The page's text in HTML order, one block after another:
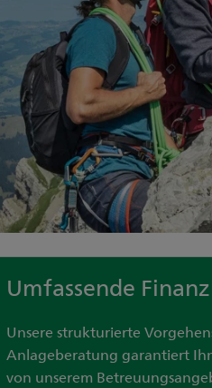
Umfassende
Unsere strukturierte
Anlageberatung garantiert
von unserem